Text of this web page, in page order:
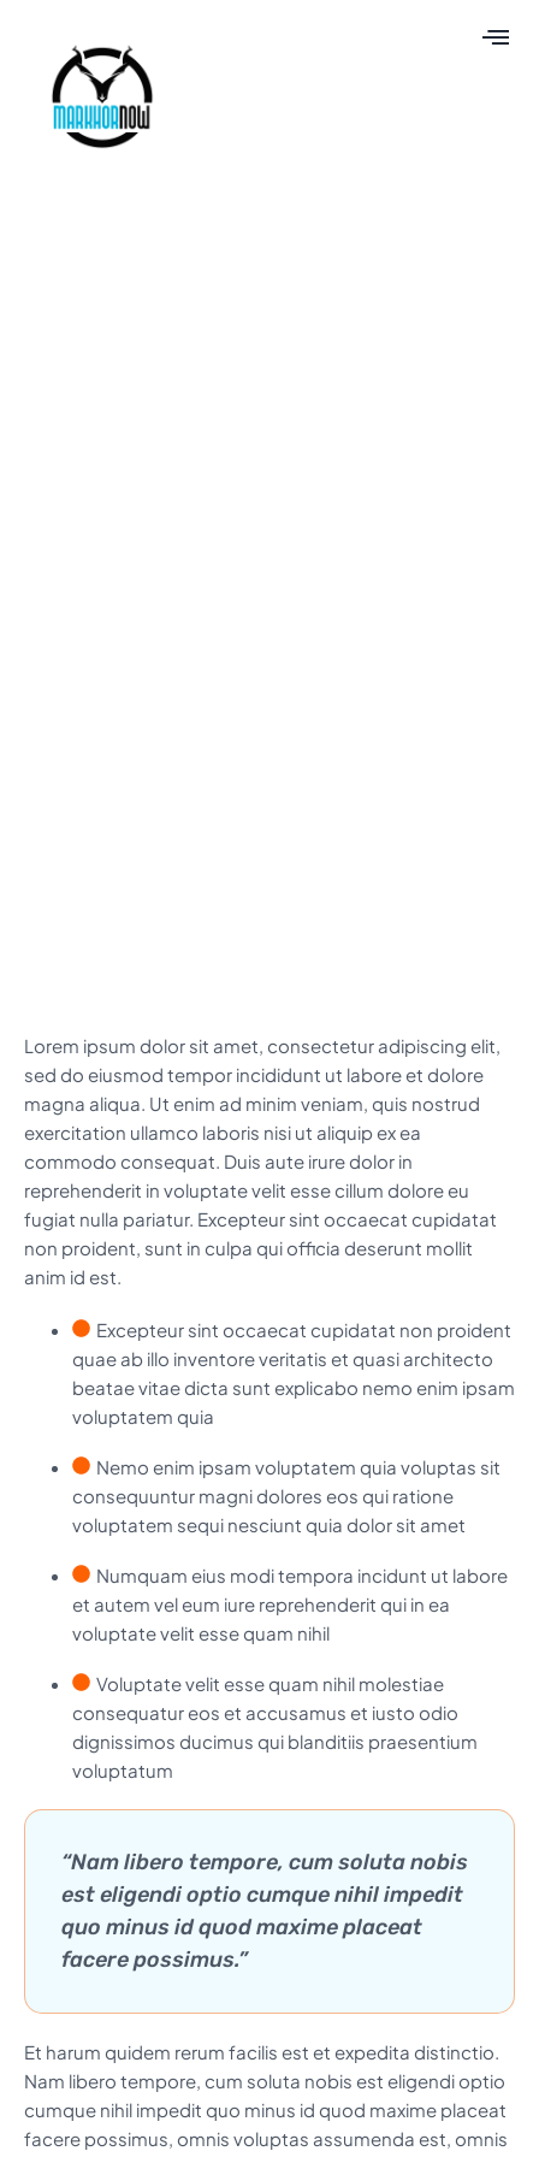
Lorem ipsum dolor sit amet, consectetur adipiscing elit,
sed do eiusmod tempor incididunt ut labore et dolore
magna aliqua. Ut enim ad minim veniam, quis nostrud
exercitation ullamco laboris nisi ut aliquip ex ea
commodo consequat. Duis aute irure dolor in
reprehenderit in voluptate velit esse cillum dolore eu
fugiat nulla pariatur. Excepteur sint occaecat cupidatat
non proident, sunt in culpa qui officia deserunt mollit
anim id est.
Excepteur sint occaecat cupidatat non proident
quae ab illo inventore veritatis et quasi architecto
beatae vitae dicta sunt explicabo nemo enim ipsam
voluptatem quia
Nemo enim ipsam voluptatem quia voluptas sit
consequuntur magni dolores eos qui ratione
voluptatem sequi nesciunt quia dolor sit amet
Numquam eius modi tempora incidunt ut labore
et autem vel eum iure reprehenderit qui in ea
voluptate velit esse quam nihil
Voluptate velit esse quam nihil molestiae
consequatur eos et accusamus et iusto odio
dignissimos ducimus qui blanditiis praesentium
voluptatum
“Nam libero tempore, cum soluta nobis
est eligendi optio cumque nihil impedit
quo minus id quod maxime placeat
facere possimus.”
Et harum quidem rerum facilis est et expedita distinctio.
Nam libero tempore, cum soluta nobis est eligendi optio
cumque nihil impedit quo minus id quod maxime placeat
facere possimus, omnis voluptas assumenda est, omnis